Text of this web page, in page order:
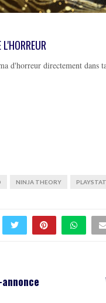
d'horreur directement dans
NINJA THEORY